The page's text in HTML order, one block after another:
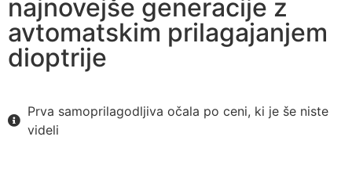
najnovejše generacije z
avtomatskim prilagajanjem
dioptrije
Prva samoprilagodljiva očala po ceni, ki je še niste
videli